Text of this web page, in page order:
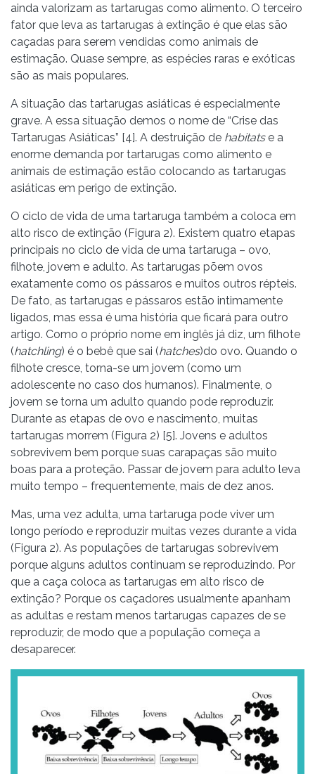
ainda valorizam as tartarugas como alimento. O terceiro
fator que leva as tartarugas à extinção é que elas são
caçadas para serem vendidas como animais de
estimação. Quase sempre, as espécies raras e exóticas
são as mais populares.
A situação das tartarugas asiáticas é especialmente
grave. A essa situação demos o nome de “Crise das
Tartarugas Asiáticas” [4]. A destruição de habitatse a
enorme demanda por tartarugas como alimento e
animais de estimação estão colocando as tartarugas
asiáticas em perigo de extinção.
O ciclo de vida de uma tartaruga também a coloca em
alto risco de extinção (Figura 2). Existem quatro etapas
principais no ciclo de vida de uma tartaruga – ovo,
filhote, jovem e adulto. As tartarugas põem ovos
exatamente como os pássaros e muitos outros répteis.
De fato, as tartarugas e pássaros estão intimamente
ligados, mas essa é uma história que ficará para outro
artigo. Como o próprio nome em inglês já diz, um filhote
(hatchling) é o bebê que sai (hatches)do ovo. Quando o
filhote cresce, torna-se um jovem (como um
adolescente no caso dos humanos). Finalmente, o
jovem se torna um adulto quando pode reproduzir.
Durante as etapas de ovo e nascimento, muitas
tartarugas morrem (Figura 2) [5]. Jovens e adultos
sobrevivem bem porque suas carapaças são muito
boas para a proteção. Passar de jovem para adulto leva
muito tempo – frequentemente, mais de dez anos.
Mas, uma vez adulta, uma tartaruga pode viver um
longo período e reproduzir muitas vezes durante a vida
(Figura 2). As populações de tartarugas sobrevivem
porque alguns adultos continuam se reproduzindo. Por
que a caça coloca as tartarugas em alto risco de
extinção? Porque os caçadores usualmente apanham
as adultas e restam menos tartarugas capazes de se
reproduzir, de modo que a população começa a
desaparecer.